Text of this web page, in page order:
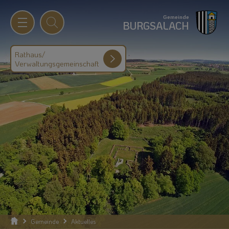
Gemeinde
BURGSALACH
Rathaus/
Verwaltungsgemeinschaft
Gemeinde Aktuelles